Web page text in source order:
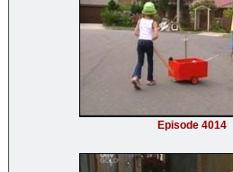
Episode 4014